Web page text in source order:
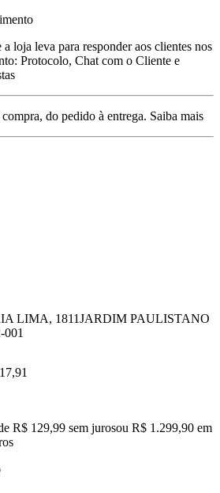
loja leva para responder aos clientes nos
Protocolo, Chat com o Cliente e
compra, do pedido à entrega. Saiba mais
LIMA, 1811JARDIM PAULISTANO
001
,91
R$ 129,99 sem jurosou R$ 1.299,90 em